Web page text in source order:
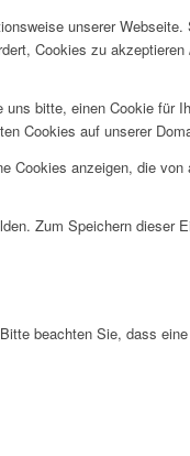
unserer
Cookies zu
bitte, einen Cookie für
Cookies auf unserer
Cookies anzeigen, die
Zum Speichern dieser
beachten Sie, dass